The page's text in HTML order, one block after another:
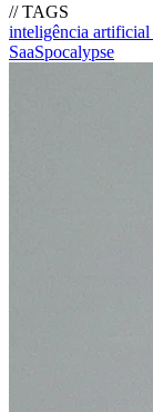
// TAGS
inteligência artificial
SaaSpocalypse